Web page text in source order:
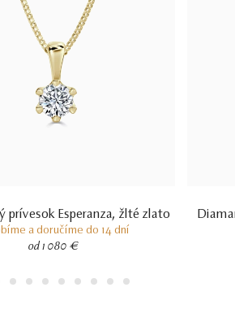
prívesok Esperanza, žlté zlato
a doručíme do 14 dní
od 1 080 €
3 4 5 6 7 8 9 10